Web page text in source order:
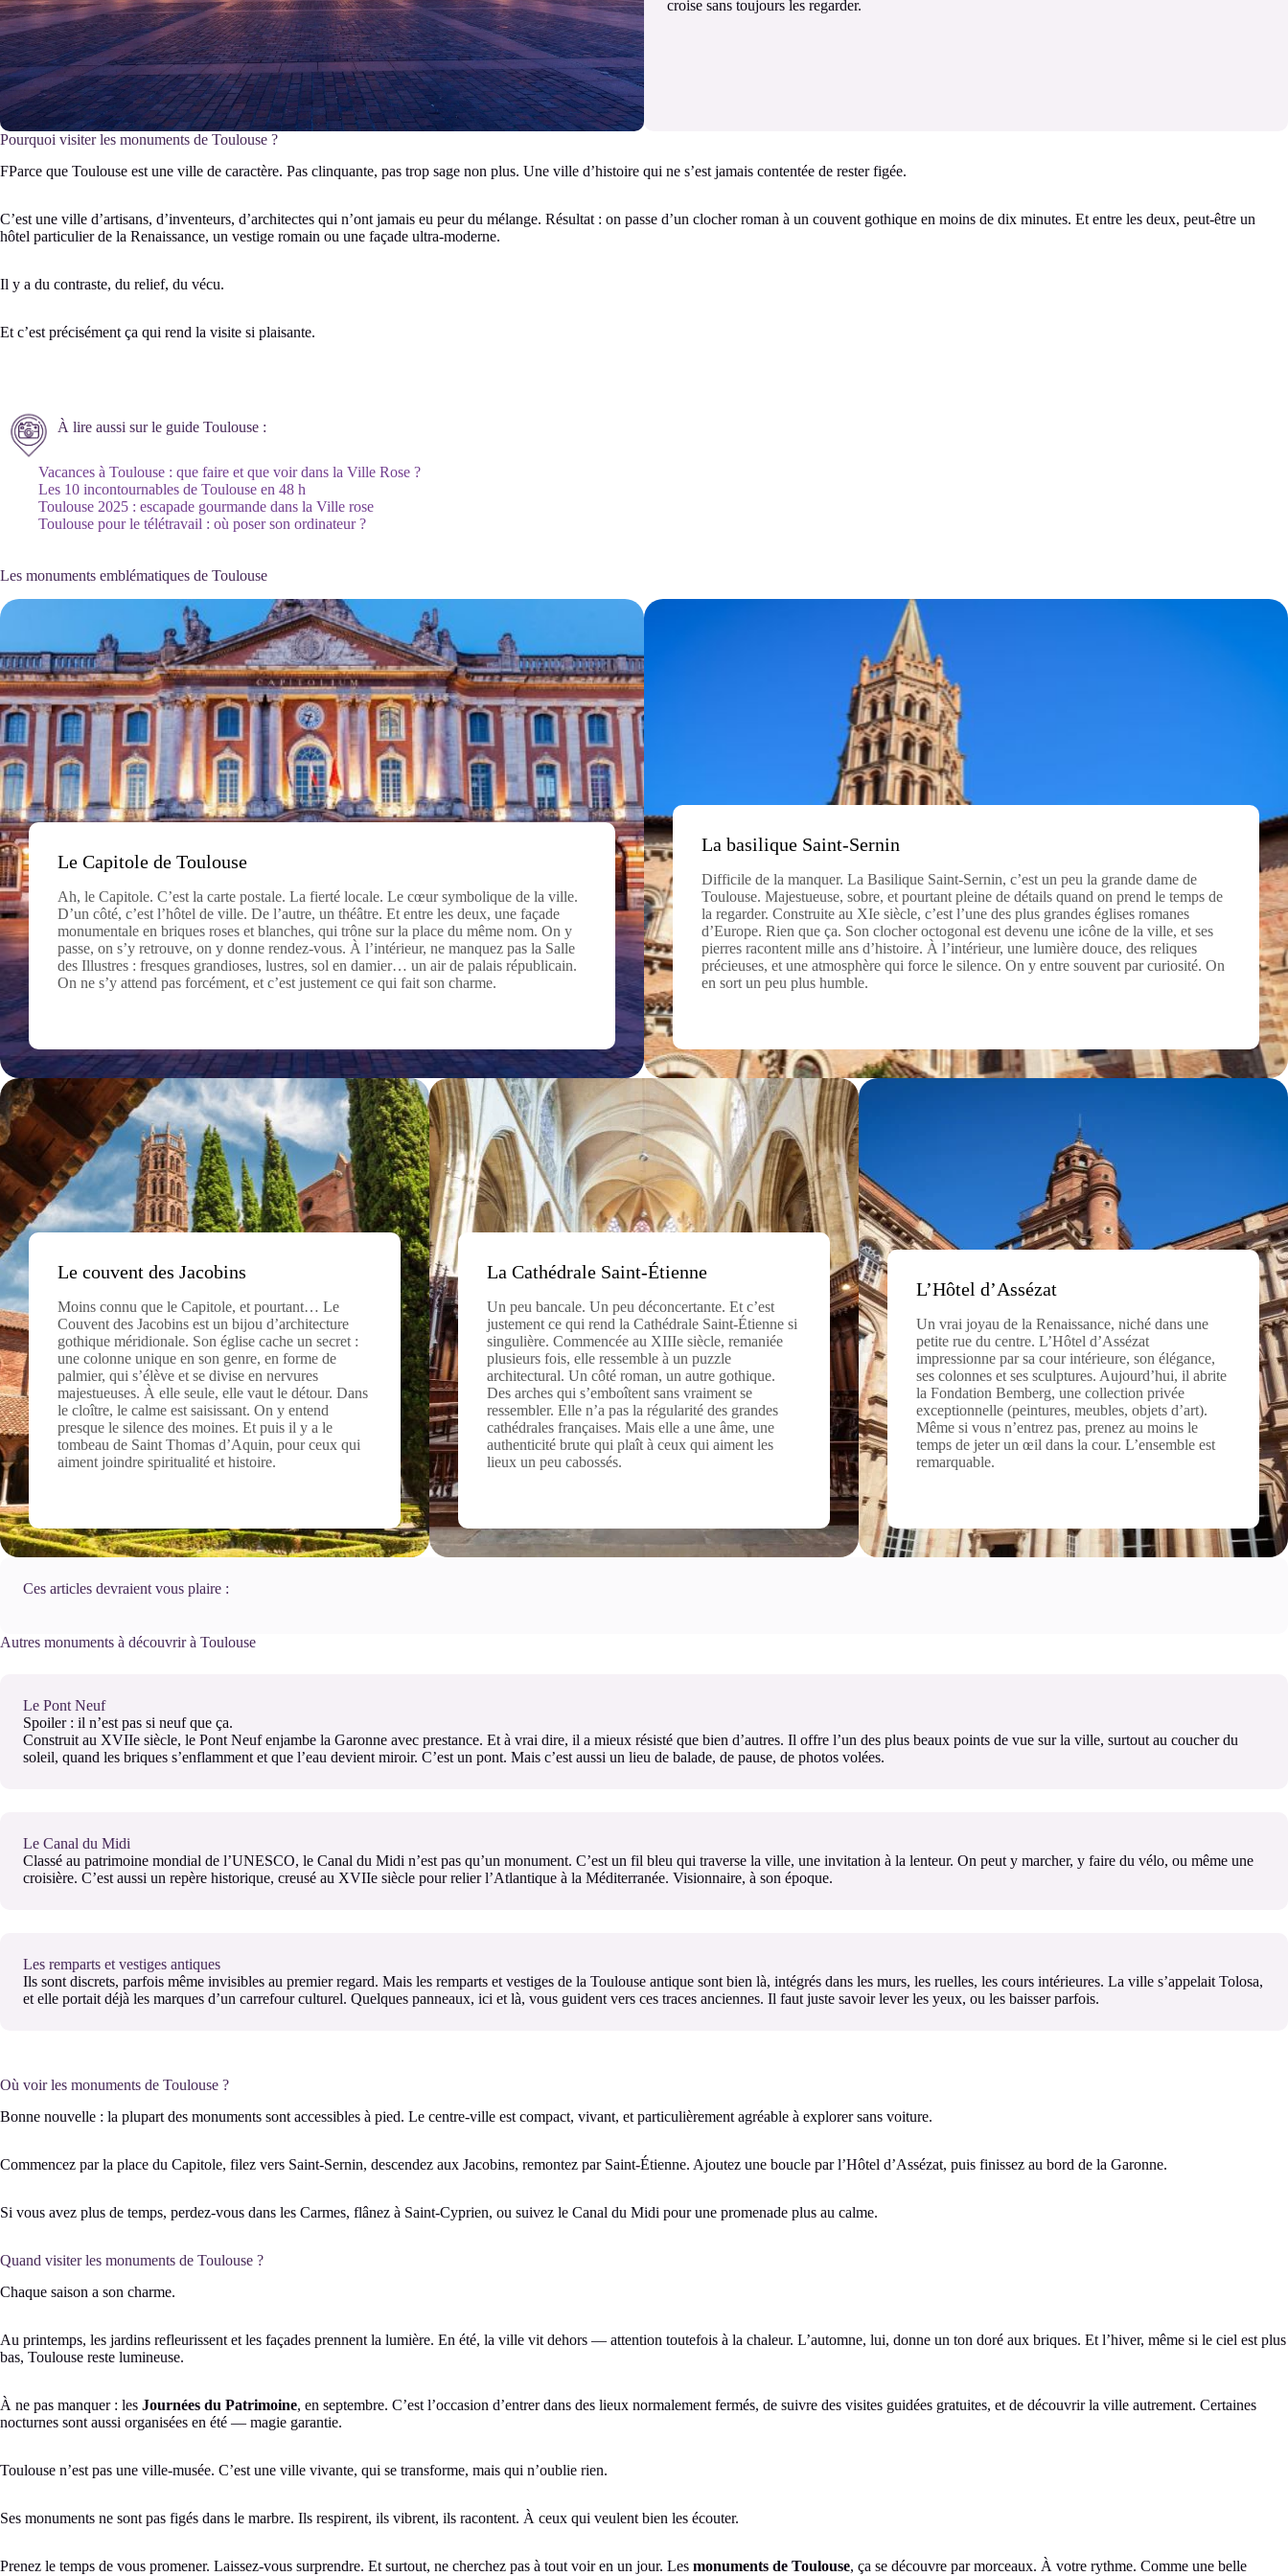
croise sans toujours les regarder.
Pourquoi visiter les monuments de Toulouse ?
FParce que Toulouse est une ville de caractère. Pas clinquante, pas trop sage non plus. Une ville d’histoire qui ne s’est jamais contentée de rester figée.
C’est une ville d’artisans, d’inventeurs, d’architectes qui n’ont jamais eu peur du mélange. Résultat : on passe d’un clocher roman à un couvent gothique en moins de dix minutes. Et entre les deux, peut-être un
hôtel particulier de la Renaissance, un vestige romain ou une façade ultra-moderne.
Il y a du contraste, du relief, du vécu.
Et c’est précisément ça qui rend la visite si plaisante.
À lire aussi sur le guide Toulouse :
Vacances à Toulouse : que faire et que voir dans la Ville Rose ?
Les 10 incontournables de Toulouse en 48 h
Toulouse 2025 : escapade gourmande dans la Ville rose
Toulouse pour le télétravail : où poser son ordinateur ?
Les monuments emblématiques de Toulouse
Le Capitole de Toulouse
Ah, le Capitole. C’est la carte postale. La fierté locale. Le cœur symbolique de la ville.
D’un côté, c’est l’hôtel de ville. De l’autre, un théâtre. Et entre les deux, une façade
monumentale en briques roses et blanches, qui trône sur la place du même nom. On y
passe, on s’y retrouve, on y donne rendez-vous. À l’intérieur, ne manquez pas la Salle
des Illustres : fresques grandioses, lustres, sol en damier… un air de palais républicain.
On ne s’y attend pas forcément, et c’est justement ce qui fait son charme.
La basilique Saint-Sernin
Difficile de la manquer. La Basilique Saint-Sernin, c’est un peu la grande dame de
Toulouse. Majestueuse, sobre, et pourtant pleine de détails quand on prend le temps de
la regarder. Construite au XIe siècle, c’est l’une des plus grandes églises romanes
d’Europe. Rien que ça. Son clocher octogonal est devenu une icône de la ville, et ses
pierres racontent mille ans d’histoire. À l’intérieur, une lumière douce, des reliques
précieuses, et une atmosphère qui force le silence. On y entre souvent par curiosité. On
en sort un peu plus humble.
Le couvent des Jacobins
Moins connu que le Capitole, et pourtant… Le
Couvent des Jacobins est un bijou d’architecture
gothique méridionale. Son église cache un secret :
une colonne unique en son genre, en forme de
palmier, qui s’élève et se divise en nervures
majestueuses. À elle seule, elle vaut le détour. Dans
le cloître, le calme est saisissant. On y entend
presque le silence des moines. Et puis il y a le
tombeau de Saint Thomas d’Aquin, pour ceux qui
aiment joindre spiritualité et histoire.
La Cathédrale Saint-Étienne
Un peu bancale. Un peu déconcertante. Et c’est
justement ce qui rend la Cathédrale Saint-Étienne si
singulière. Commencée au XIIIe siècle, remaniée
plusieurs fois, elle ressemble à un puzzle
architectural. Un côté roman, un autre gothique.
Des arches qui s’emboîtent sans vraiment se
ressembler. Elle n’a pas la régularité des grandes
cathédrales françaises. Mais elle a une âme, une
authenticité brute qui plaît à ceux qui aiment les
lieux un peu cabossés.
L’Hôtel d’Assézat
Un vrai joyau de la Renaissance, niché dans une
petite rue du centre. L’Hôtel d’Assézat
impressionne par sa cour intérieure, son élégance,
ses colonnes et ses sculptures. Aujourd’hui, il abrite
la Fondation Bemberg, une collection privée
exceptionnelle (peintures, meubles, objets d’art).
Même si vous n’entrez pas, prenez au moins le
temps de jeter un œil dans la cour. L’ensemble est
remarquable.
Ces articles devraient vous plaire :
Autres monuments à découvrir à Toulouse
Le Pont Neuf
Spoiler : il n’est pas si neuf que ça.
Construit au XVIIe siècle, le Pont Neuf enjambe la Garonne avec prestance. Et à vrai dire, il a mieux résisté que bien d’autres. Il offre l’un des plus beaux points de vue sur la ville, surtout au coucher du
soleil, quand les briques s’enflamment et que l’eau devient miroir. C’est un pont. Mais c’est aussi un lieu de balade, de pause, de photos volées.
Le Canal du Midi
Classé au patrimoine mondial de l’UNESCO, le Canal du Midi n’est pas qu’un monument. C’est un fil bleu qui traverse la ville, une invitation à la lenteur. On peut y marcher, y faire du vélo, ou même une
croisière. C’est aussi un repère historique, creusé au XVIIe siècle pour relier l’Atlantique à la Méditerranée. Visionnaire, à son époque.
Les remparts et vestiges antiques
Ils sont discrets, parfois même invisibles au premier regard. Mais les remparts et vestiges de la Toulouse antique sont bien là, intégrés dans les murs, les ruelles, les cours intérieures. La ville s’appelait Tolosa,
et elle portait déjà les marques d’un carrefour culturel. Quelques panneaux, ici et là, vous guident vers ces traces anciennes. Il faut juste savoir lever les yeux, ou les baisser parfois.
Où voir les monuments de Toulouse ?
Bonne nouvelle : la plupart des monuments sont accessibles à pied. Le centre-ville est compact, vivant, et particulièrement agréable à explorer sans voiture.
Commencez par la place du Capitole, filez vers Saint-Sernin, descendez aux Jacobins, remontez par Saint-Étienne. Ajoutez une boucle par l’Hôtel d’Assézat, puis finissez au bord de la Garonne.
Si vous avez plus de temps, perdez-vous dans les Carmes, flânez à Saint-Cyprien, ou suivez le Canal du Midi pour une promenade plus au calme.
Quand visiter les monuments de Toulouse ?
Chaque saison a son charme.
Au printemps, les jardins refleurissent et les façades prennent la lumière. En été, la ville vit dehors — attention toutefois à la chaleur. L’automne, lui, donne un ton doré aux briques. Et l’hiver, même si le ciel est plus
bas, Toulouse reste lumineuse.
À ne pas manquer : les Journées du Patrimoine, en septembre. C’est l’occasion d’entrer dans des lieux normalement fermés, de suivre des visites guidées gratuites, et de découvrir la ville autrement. Certaines
nocturnes sont aussi organisées en été — magie garantie.
Toulouse n’est pas une ville-musée. C’est une ville vivante, qui se transforme, mais qui n’oublie rien.
Ses monuments ne sont pas figés dans le marbre. Ils respirent, ils vibrent, ils racontent. À ceux qui veulent bien les écouter.
Prenez le temps de vous promener. Laissez-vous surprendre. Et surtout, ne cherchez pas à tout voir en un jour. Les monuments de Toulouse, ça se découvre par morceaux. À votre rythme. Comme une belle